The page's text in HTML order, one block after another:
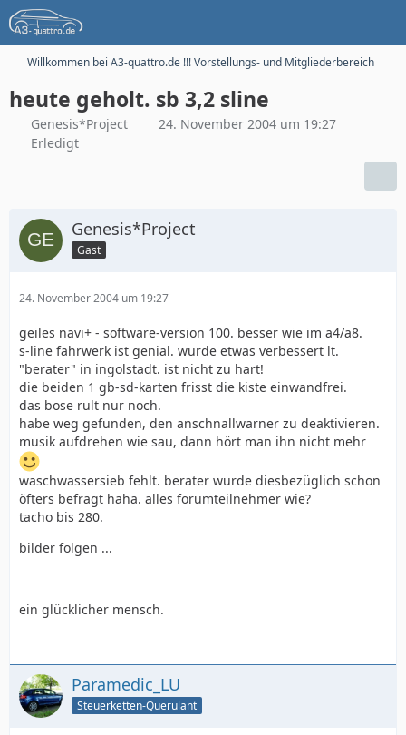
Willkommen bei A3-quattro.de !!! Vorstellungs- und Mitgliederbereich
heute geholt. sb 3,2 sline
Genesis*Project
24. November 2004 um 19:27
Erledigt
Genesis*Project
Gast
24. November 2004 um 19:27
geiles navi+ - software-version 100. besser wie im a4/a8.
s-line fahrwerk ist genial. wurde etwas verbessert lt.
"berater" in ingolstadt. ist nicht zu hart!
die beiden 1 gb-sd-karten frisst die kiste einwandfrei.
das bose rult nur noch.
habe weg gefunden, den anschnallwarner zu deaktivieren.
musik aufdrehen wie sau, dann hört man ihn nicht mehr
waschwassersieb fehlt. berater wurde diesbezüglich schon
öfters befragt haha. alles forumteilnehmer wie?
tacho bis 280.
bilder folgen ...
ein glücklicher mensch.
Paramedic_LU
Steuerketten-Querulant